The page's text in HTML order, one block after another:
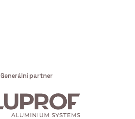
Generální partner